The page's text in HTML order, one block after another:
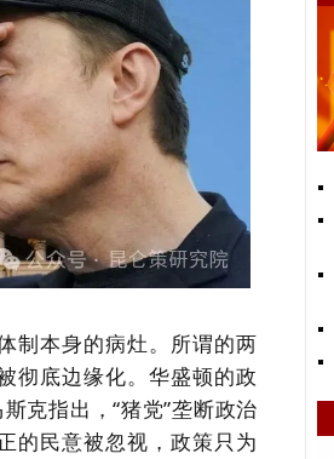
制本身的病灶。所谓的两
彻底边缘化。华盛顿的政
克指出，“猪党”垄断政治
的民意被忽视，政策只为